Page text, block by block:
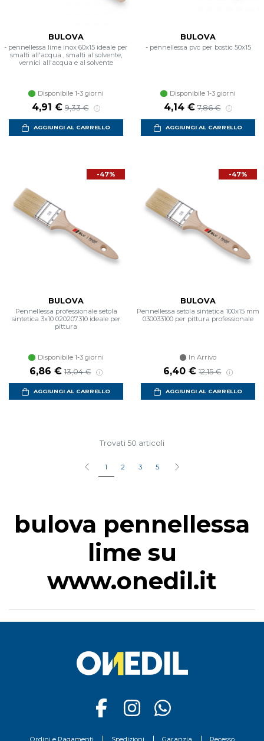
BULOVA
- pennellessa lime inox 60x15 ideale per
smalti all'acqua , smalti al solvente,
vernici all'acqua e al solvente
Disponibile 1-3 giorni
Prezzo scontato
4,91 € Prezzo di listino
9,33 €
AGGIUNGI AL CARRELLO
BULOVA
- pennellessa pvc per bostic 50x15
Disponibile 1-3 giorni
Prezzo scontato
4,14 € Prezzo di listino
7,86 €
AGGIUNGI AL CARRELLO
-47%
BULOVA
Pennellessa professionale setola
sintetica 3x10 020207310 ideale per
pittura
Disponibile 1-3 giorni
Prezzo scontato
6,86 € Prezzo di listino
13,04 €
AGGIUNGI AL CARRELLO
-47%
BULOVA
Pennellessa setola sintetica 100x15 mm
030033100 per pittura professionale
In Arrivo
Prezzo scontato
6,40 € Prezzo di listino
12,15 €
AGGIUNGI AL CARRELLO
Trovati 50 articoli
1 2 3 5
bulova pennellessa
lime su
www.onedil.it
Ordini e Pagamenti Spedizioni Garanzia Recesso